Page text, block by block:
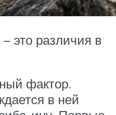
это различия в
фактор.
в ней